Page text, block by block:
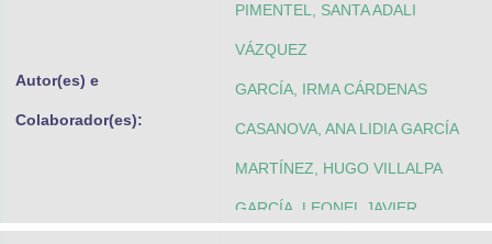
Autor(es) e
Colaborador(es):
PIMENTEL, SANTA ADALI
VÁZQUEZ
GARCÍA, IRMA CÁRDENAS
CASANOVA, ANA LIDIA GARCÍA
MARTÍNEZ, HUGO VILLALPA
GARCÍA, LEONEL JAVIER